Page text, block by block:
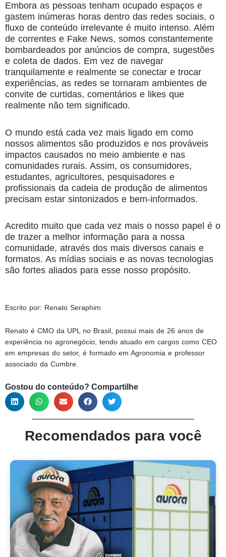
Embora as pessoas tenham ocupado espaços e
gastem inúmeras horas dentro das redes sociais, o
fluxo de conteúdo irrelevante é muito intenso. Além
de correntes e Fake News, somos constantemente
bombardeados por anúncios de compra, sugestões
e coleta de dados. Em vez de navegar
tranquilamente e realmente se conectar e trocar
experiências, as redes se tornaram ambientes de
convite de curtidas, comentários e likes que
realmente não tem significado.
O mundo está cada vez mais ligado em como
nossos alimentos são produzidos e nos prováveis
impactos causados no meio ambiente e nas
comunidades rurais. Assim, os consumidores,
estudantes, agricultores, pesquisadores e
profissionais da cadeia de produção de alimentos
precisam estar sintonizados e bem-informados.
Acredito muito que cada vez mais o nosso papel é o
de trazer a melhor informação para a nossa
comunidade, através dos mais diversos canais e
formatos. As mídias sociais e as novas tecnologias
são fortes aliados para esse nosso propósito.
Escrito por: Renato Seraphim
Renato é CMO da UPL no Brasil, possui mais de 26 anos de
experiência no agronegócio, tendo atuado em cargos como CEO
em empresas do setor, é formado em Agronomia e professor
associado da Cumbre.
Gostou do conteúdo? Compartilhe
Recomendados para você